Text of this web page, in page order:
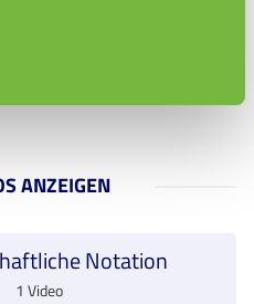
ANZEIGEN
Notation
1 Video